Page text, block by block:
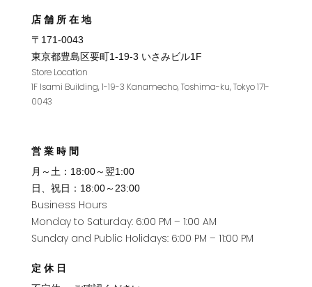
店舗所在地
〒171-0043
東京都豊島区要町1-19-3 いさみビル1F
Store Location
1F Isami Building, 1-19-3 Kanamecho, Toshima-ku, Tokyo 171-
0043
営業時間
月～土：18:00～翌1:00
日、祝日：18:00～23:00
Business Hours
Monday to Saturday: 6:00 PM – 1:00 AM
Sunday and Public Holidays: 6:00 PM – 11:00 PM
定休日